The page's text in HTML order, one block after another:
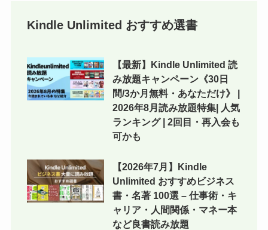
Kindle Unlimited おすすめ選書
【最新】Kindle Unlimited 読
み放題キャンペーン《30日
間/3か月無料・あなただけ》 |
2026年8月読み放題特集| 人気
ランキング | 2回目・再入会も
可かも
【2026年7月】Kindle
Unlimited おすすめビジネス
書・名著 100選 – 仕事術・キ
ャリア・人間関係・マネー本
など良書読み放題